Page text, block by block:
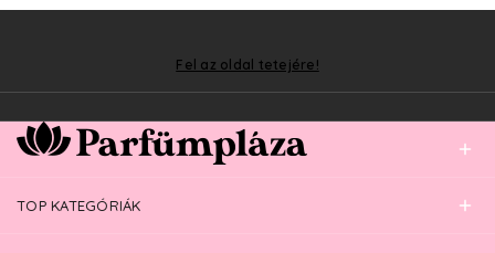
Fel az oldal tetejére!
TOP KATEGÓRIÁK